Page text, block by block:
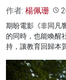
作者: 楊佩珊
期盼電影《非同凡
的同時，也能喚醒
持，讓教育回歸本